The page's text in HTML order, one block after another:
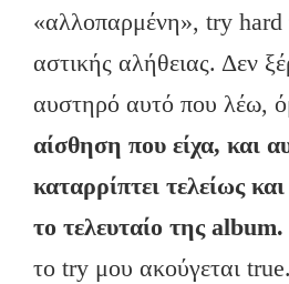
«αλλοπαρμένη», try hard
αστικής αλήθειας. Δεν
αυστηρό αυτό που λέω,
αίσθηση που είχα, και
καταρρίπτει τελείως
το τελευταίο της album.
το try μου ακούγεται